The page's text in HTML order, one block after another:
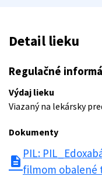
Detail lieku
Regulačné
Výdaj lieku
Viazaný na lekársky
Dokumenty
description
PIL:
filmom obalené